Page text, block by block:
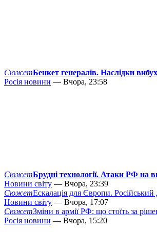
СюжетБенкет генералів. Наслідки
Росія новини — Вчора, 23:58
СюжетБрудні технології. Атаки РФ на
Новини світу — Вчора, 23:39
СюжетЕскалація для Європи.
Новини світу — Вчора, 17:07
СюжетЗміни в армії РФ: що стоїть за
Росія новини — Вчора, 15:20